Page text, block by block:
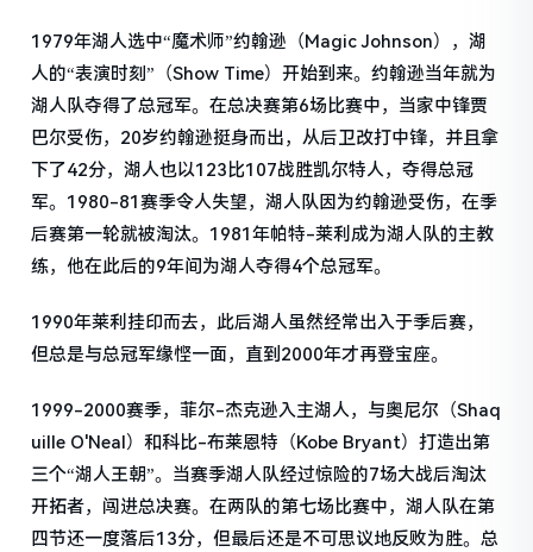
1979年湖人选中“魔术师”约翰逊（Magic Johnson），湖
人的“表演时刻”（Show Time）开始到来。约翰逊当年就为
湖人队夺得了总冠军。在总决赛第6场比赛中，当家中锋贾
巴尔受伤，20岁约翰逊挺身而出，从后卫改打中锋，并且拿
下了42分，湖人也以123比107战胜凯尔特人，夺得总冠
军。1980-81赛季令人失望，湖人队因为约翰逊受伤，在季
后赛第一轮就被淘汰。1981年帕特-莱利成为湖人队的主教
练，他在此后的9年间为湖人夺得4个总冠军。
1990年莱利挂印而去，此后湖人虽然经常出入于季后赛，
但总是与总冠军缘悭一面，直到2000年才再登宝座。
1999-2000赛季，菲尔-杰克逊入主湖人，与奥尼尔（Shaq
uille O'Neal）和科比-布莱恩特（Kobe Bryant）打造出第
三个“湖人王朝”。当赛季湖人队经过惊险的7场大战后淘汰
开拓者，闯进总决赛。在两队的第七场比赛中，湖人队在第
四节还一度落后13分，但最后还是不可思议地反败为胜。总